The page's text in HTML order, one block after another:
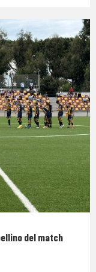
del match